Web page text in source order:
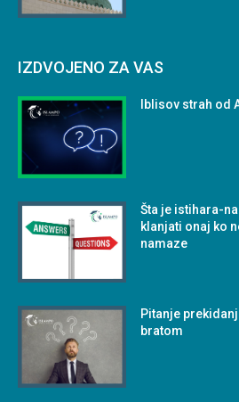
IZDVOJENO ZA VAS
Iblisov strah od
Šta je istihara-
klanjati onaj ko
namaze
Pitanje
bratom